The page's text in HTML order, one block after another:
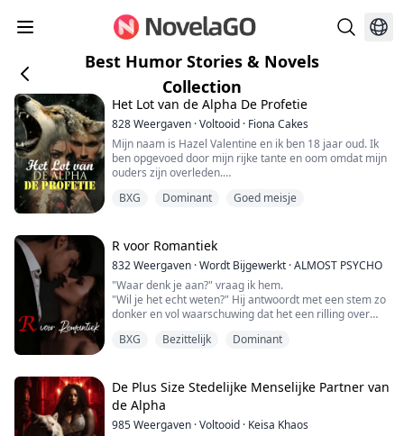
Best Humor Stories & Novels
Collection
Het Lot van de Alpha De Profetie
828Weergaven ·Voltooid · Fiona Cakes
Mijn naam is Hazel Valentine en ik ben 18 jaar oud. Ik
ben opgevoed door mijn rijke tante en oom omdat mijn
ouders zijn overleden.
Zonder tijd om na te denken of te verkennen, hoor ik
Was ik ontvoerd en aan de oude man verkocht?
Ik dook in de kast en gluurde door een spleet om de
twee mann...
BXG Dominant Goed meisje
R voor Romantiek
832Weergaven ·Wordt Bijgewerkt ·ALMOST PSYCHO
"Waar denk je aan?" vraag ik hem.
"Wil je het echt weten?" Hij antwoordt met een stem zo
donker en vol waarschuwing dat het een rilling over
"Ja," zeg ik, dapper als ik ben.
en berekenend, als een roofdier op jacht. Opzettelijk
stopt hij net een centimeter van mij vand...
BXG Bezittelijk Dominant
De Plus Size Stedelijke Menselijke Partner van
de Alpha
985Weergaven ·Voltooid · Keisa Khaos